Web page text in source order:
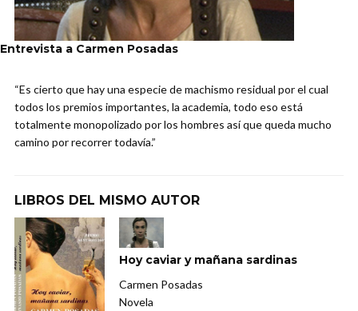
Entrevista a Carmen Posadas
“Es cierto que hay una especie de machismo residual por el cual
todos los premios importantes, la academia, todo eso está
totalmente monopolizado por los hombres así que queda mucho
camino por recorrer todavía.”
LIBROS DEL MISMO AUTOR
Hoy caviar y mañana sardinas
Carmen Posadas
Novela